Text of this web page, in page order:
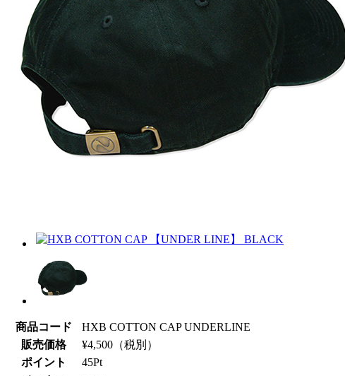
商品コード
HXB COTTON CAP UNDERLINE
販売価格
¥4,500 （税別）
ポイント
45Pt